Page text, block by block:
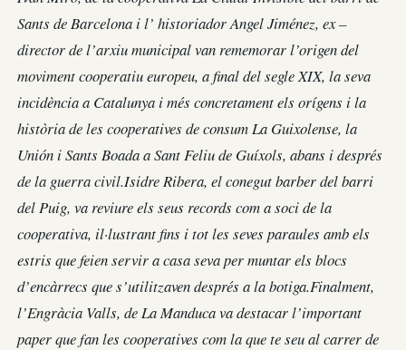
Sants de Barcelona i l’ historiador Angel Jiménez, ex –
director de l’arxiu municipal van rememorar l’origen del
moviment cooperatiu europeu, a final del segle XIX, la seva
incidència a Catalunya i més concretament els orígens i la
història de les cooperatives de consum La Guixolense, la
Unión i Sants Boada a Sant Feliu de Guíxols, abans i després
de la guerra civil.Isidre Ribera, el conegut barber del barri
del Puig, va reviure els seus records com a soci de la
cooperativa, il·lustrant fins i tot les seves paraules amb els
estris que feien servir a casa seva per muntar els blocs
d’encàrrecs que s’utilitzaven després a la botiga.Finalment,
l’Engràcia Valls, de La Manduca va destacar l’important
paper que fan les cooperatives com la que te seu al carrer de